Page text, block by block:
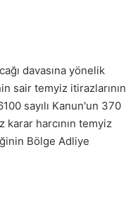
davasına yönelik
sair temyiz itirazlarının
sayılı Kanun'un 370
karar harcının temyiz
Bölge Adliye